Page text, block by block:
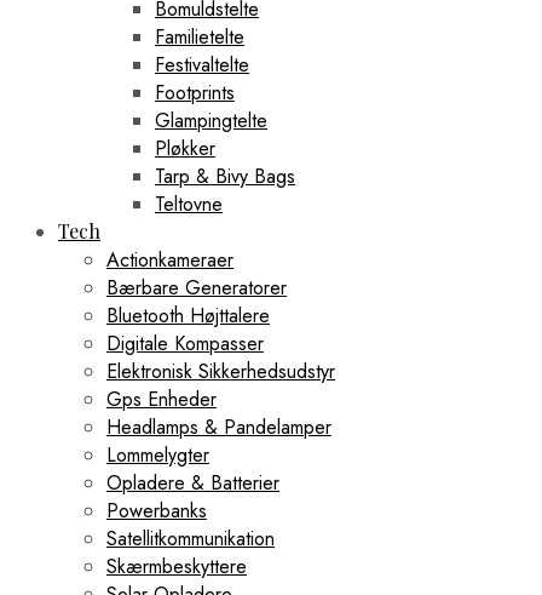
Bomuldstelte
Familietelte
Festivaltelte
Footprints
Glampingtelte
Pløkker
Tarp & Bivy Bags
Teltovne
Tech
Actionkameraer
Bærbare Generatorer
Bluetooth Højttalere
Digitale Kompasser
Elektronisk Sikkerhedsudstyr
Gps Enheder
Headlamps & Pandelamper
Lommelygter
Opladere & Batterier
Powerbanks
Satellitkommunikation
Skærmbeskyttere